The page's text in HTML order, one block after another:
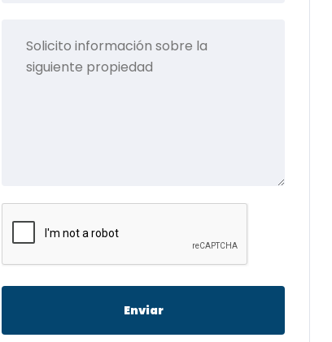
Enviar